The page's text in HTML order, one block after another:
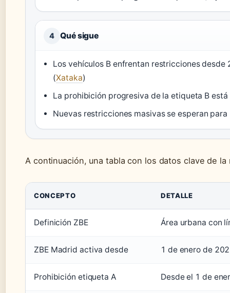
4 Qué sigue
Los vehículos B enfrentan restricciones
(Xataka)
La prohibición progresiva de la etiqueta B
Nuevas restricciones masivas se esperan
A continuación, una tabla con los datos clave de la
CONCEPTO DETALLE
Definición ZBE Área urbana con
ZBE Madrid activa desde 1 de enero de
Prohibición etiqueta A Desde el 1 de